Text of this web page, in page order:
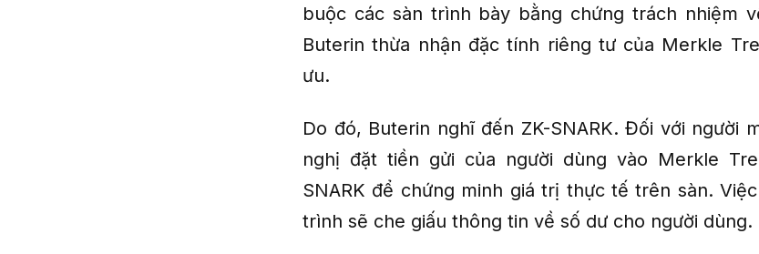
buộc các sàn trình bày bằng chứng trách nhiệm
Buterin thừa nhận đặc tính riêng tư của Merkle
ưu.
Do đó, Buterin nghĩ đến ZK-SNARK. Đối với người
nghị đặt tiền gửi của người dùng vào Merkle
SNARK để chứng minh giá trị thực tế trên sàn.
trình sẽ che giấu thông tin về số dư cho người dùng.